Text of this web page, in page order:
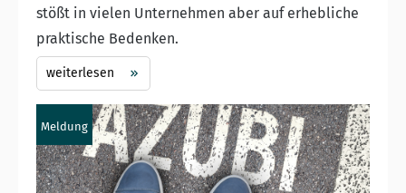
stößt in vielen Unternehmen aber auf erhebliche
praktische Bedenken.
weiterlesen
Meldung